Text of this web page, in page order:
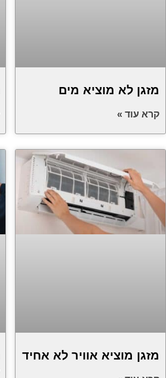
מזגן לא מוציא מים
קרא עוד »
מזגן מוציא אוויר לא אחיד